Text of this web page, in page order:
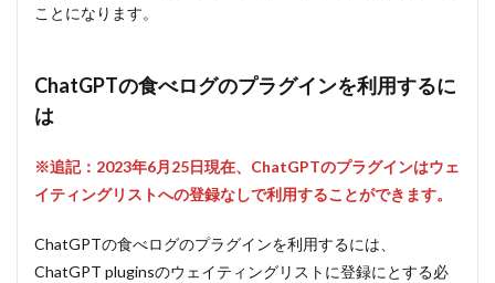
ことになります。
ChatGPTの食べログのプラグインを利用するに
は
※追記：2023年6月25日現在、ChatGPTのプラグインはウェ
イティングリストへの登録なしで利用することができます。
ChatGPTの食べログのプラグインを利用するには、
ChatGPT pluginsのウェイティングリストに登録にとする必